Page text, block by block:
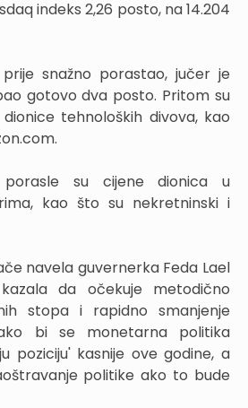
indeks 2,26 posto, na 14.204
snažno porastao, jučer je
gotovo dva posto. Pritom su
tehnoloških divova, kao
su cijene dionica u
kao što su nekretninski i
navela guvernerka Feda Lael
da očekuje metodično
stopa i rapidno smanjenje
bi se monetarna politika
poziciju' kasnije ove godine, a
politike ako to bude